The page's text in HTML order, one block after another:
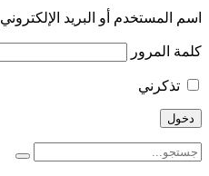
اسم المستخدم أو البريد الإلكتروني
كلمة المرور
تذكرني